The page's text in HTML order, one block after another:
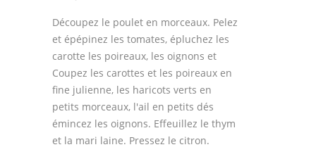
Découpez le poulet en morceaux. Pelez
et épépinez les tomates, épluchez les
carotte les poireaux, les oignons et
Coupez les carottes et les poireaux en
fine julienne, les haricots verts en
petits morceaux, l'ail en petits dés
émincez les oignons. Effeuillez le thym
et la mari laine. Pressez le citron.